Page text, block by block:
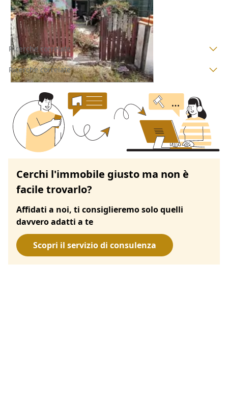
24/09/2026
Ricerche correlate
Ricerche correlate
Cerchi l'immobile giusto ma non è
facile trovarlo?
Affidati a noi, ti consiglieremo solo quelli
davvero adatti a te
Scopri il servizio di consulenza